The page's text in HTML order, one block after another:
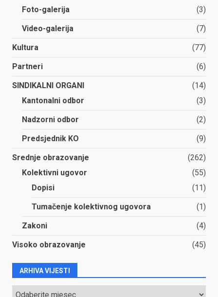
Foto-galerija
(3)
Video-galerija (7)
Kultura (77)
Partneri (6)
SINDIKALNI ORGANI
(14)
Kantonalni odbor
(3)
Nadzorni odbor (2)
Predsjednik KO (9)
Srednje obrazovanje
(262)
Kolektivni ugovor
(55)
Dopisi
(11)
Tumačenje kolektivnog ugovora (1)
Zakoni (4)
Visoko obrazovanje (45)
ARHIVA VIJESTI
ARHIVA